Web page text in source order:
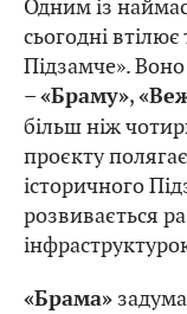
Одним із
сьогодні
Підзамче».
–«Браму»,
більш ніж
проєкту
історичного
розвивається
«Брама»